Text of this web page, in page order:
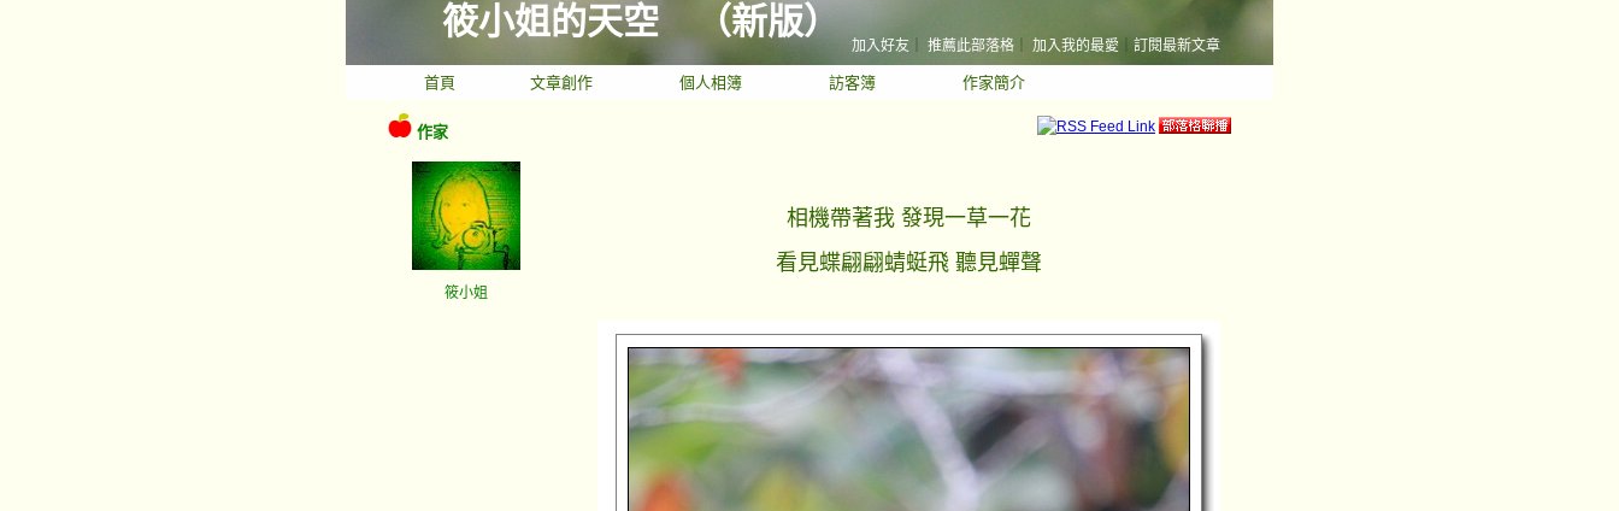
筱小姐的天空 （新版）
首頁 文章創作 個人相簿 訪客簿 作家簡介
加入好友 推薦此部落格 加入我的最愛 訂閱最新文章
作家
筱小姐
相機帶著我 發現一草一花
看見蝶翩翩蜻蜓飛 聽見蟬聲